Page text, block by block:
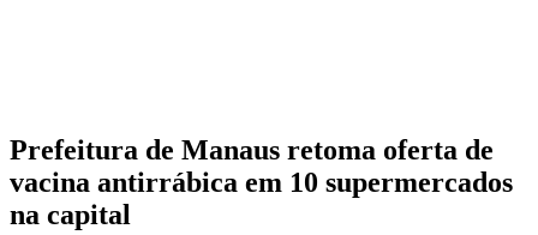
Prefeitura de Manaus retoma oferta de
vacina antirrábica em 10 supermercados
na capital